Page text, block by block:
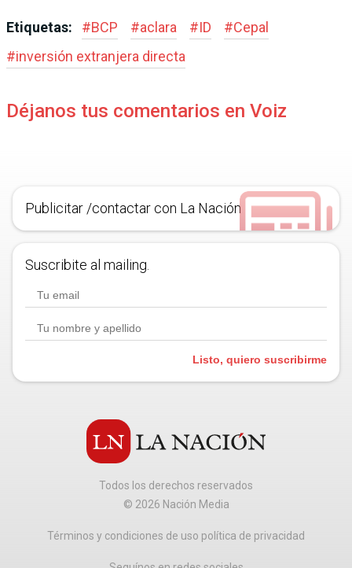
Etiquetas: #BCP #aclara #ID #Cepal
#inversión extranjera directa
Déjanos tus comentarios en Voiz
Publicitar /contactar con La Nación
Suscribite al mailing.
Listo, quiero suscribirme
Todos los derechos reservados
© 2026 Nación Media
Términos y condiciones de uso política de privacidad